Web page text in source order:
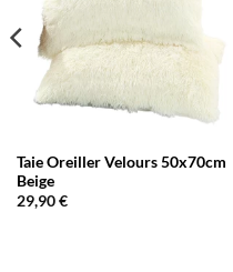
Taie Oreiller Velours 50x70cm
Beige
29,90€